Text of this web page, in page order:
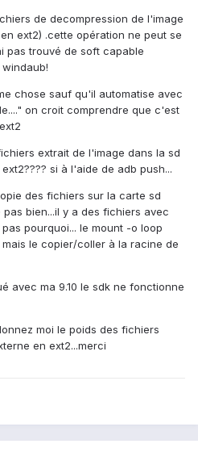
de decompression de l'image
ext2) .cette opération ne peut se
pas trouvé de soft capable
chose sauf qu'il automatise avec
on croit comprendre que c'est
extrait de l'image dans la sd
si à l'aide de adb push...
des fichiers sur la carte sd
bien...il y a des fichiers avec
pourquoi... le mount -o loop
le copier/coller à la racine de
avec ma 9.10 le sdk ne fonctionne
moi le poids des fichiers
en ext2...merci